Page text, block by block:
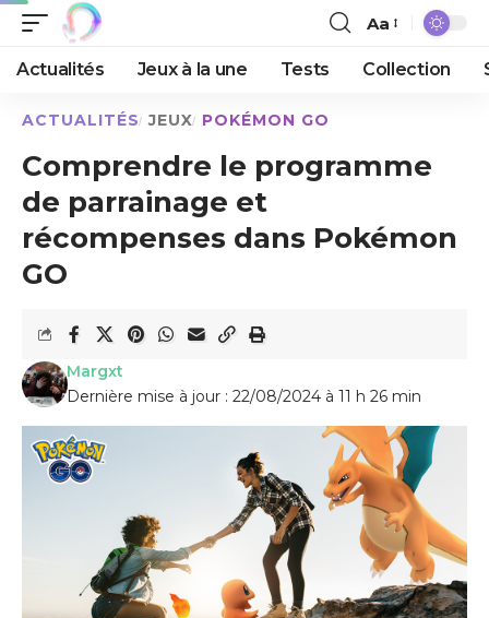
Aa
Actualités Jeux à la une Tests Collection
ACTUALITÉS JEUX POKÉMON GO
Comprendre le programme
de parrainage et
récompenses dans Pokémon
GO
Dernière mise à jour : 22/08/2024 à 11 h 26 min
Margxt